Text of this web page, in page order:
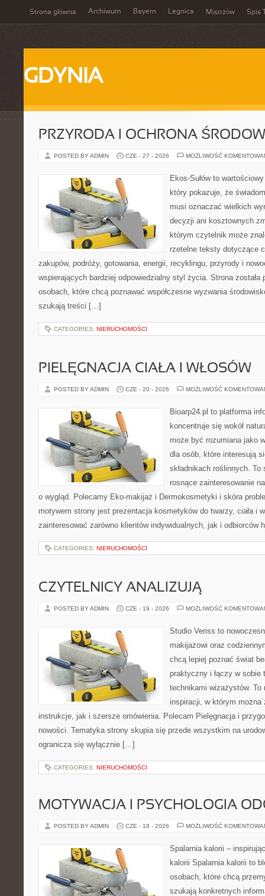
Strona główna Archiwum Bayern Legnica Mistrzów Spis
GDYNIA
PRZYRODA I OCHRONA
POSTED BY ADMIN CZE - 27 - 2026 MOŻLIWOŚĆ
Ekos-Sułów to
który pokazuje, że
musi oznaczać wielkich
decyzji ani kosztownych
którym czytelnik może
rzetelne teksty dotyczące
zakupów, podróży, gotowania, energii, recyklingu, przyrody i
wspierających bardziej odpowiedzialny styl życia. Strona została
osobach, które chcą poznawać współczesne wyzwania
szukają treści […]
CATEGORIES: NIERUCHOMOŚCI
PIELĘGNACJA CIAŁA I WŁOSÓW
POSTED BY ADMIN CZE - 20 - 2026 MOŻLIWOŚĆ
Bioarp24.pl to platforma
koncentruje się wokół
może być rozumiana jako
dla osób, które interesują
składnikach roślinnych.
rosnące zainteresowanie
o wygląd. Polecamy Eko-makijaż i Dermokosmetyki i skóra
motywem strony jest prezentacja kosmetyków do twarzy, ciała i
zainteresować zarówno klientów indywidualnych, jak i
CATEGORIES: NIERUCHOMOŚCI
CZYTELNICY ANALIZUJĄ
POSTED BY ADMIN CZE - 19 - 2026 MOŻLIWOŚĆ
Studio Veriss to
makijażowi oraz
chcą lepiej poznać świat
praktyczny i łączy w sobie
technikami wizażystów. To
inspiracji, w którym można
instrukcje, jak i szersze omówienia. Polecam Pielęgnacja i
nowości. Tematyka strony skupia się przede wszystkim na
ogranicza się wyłącznie […]
CATEGORIES: NIERUCHOMOŚCI
MOTYWACJA I PSYCHOLOGIA
POSTED BY ADMIN CZE - 18 - 2026 MOŻLIWOŚĆ
Spalarnia kalorii –
kalorii Spalarnia kalorii to
osobach, które chcą
szukają konkretnych